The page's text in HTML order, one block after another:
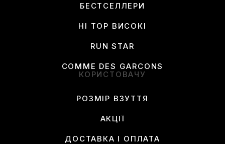
БЕСТСЕЛЛЕРИ
HI TOP ВИСОКІ
RUN STAR
COMME DES GARCONS
КОРИСТОВАЧУ
РОЗМІР ВЗУТТЯ
АКЦІЇ
ДОСТАВКА І ОПЛАТА